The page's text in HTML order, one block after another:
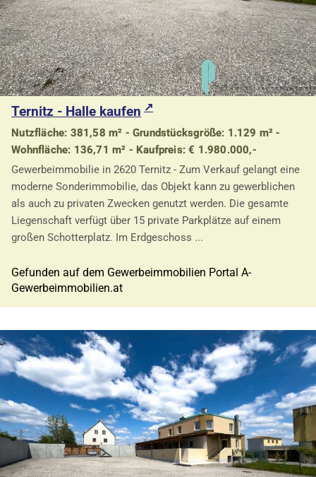
Ternitz - Halle kaufen
Nutzfläche: 381,58 m² - Grundstücksgröße: 1.129 m² -
Wohnfläche: 136,71 m² - Kaufpreis: € 1.980.000,-
Gewerbeimmobilie in 2620 Ternitz - Zum Verkauf gelangt eine
moderne Sonderimmobilie, das Objekt kann zu gewerblichen
als auch zu privaten Zwecken genutzt werden. Die gesamte
Liegenschaft verfügt über 15 private Parkplätze auf einem
großen Schotterplatz. Im Erdgeschoss ...
Gefunden auf dem Gewerbeimmobilien Portal A-
Gewerbeimmobilien.at